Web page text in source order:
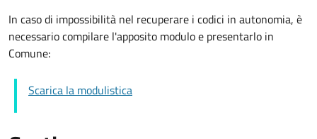
In caso di impossibilità nel recuperare i codici in autonomia, è
necessario compilare l'apposito modulo e presentarlo in
Comune:
Scarica la modulistica